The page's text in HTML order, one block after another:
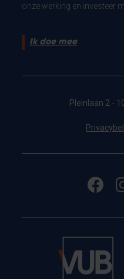
onze werking en investeer
Ik doe mee
Pleinlaan 2 -